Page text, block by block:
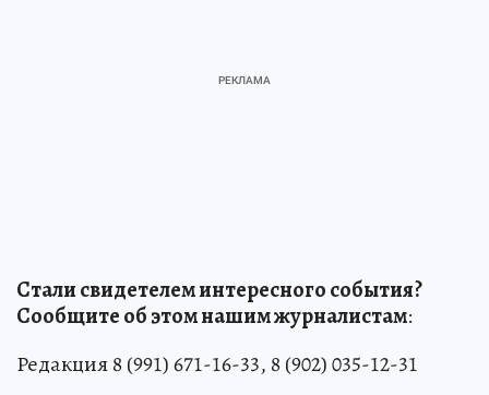
Стали свидетелем интересного события?
Сообщите об этом нашим журналистам:
Редакция 8 (991) 671-16-33, 8 (902) 035-12-31